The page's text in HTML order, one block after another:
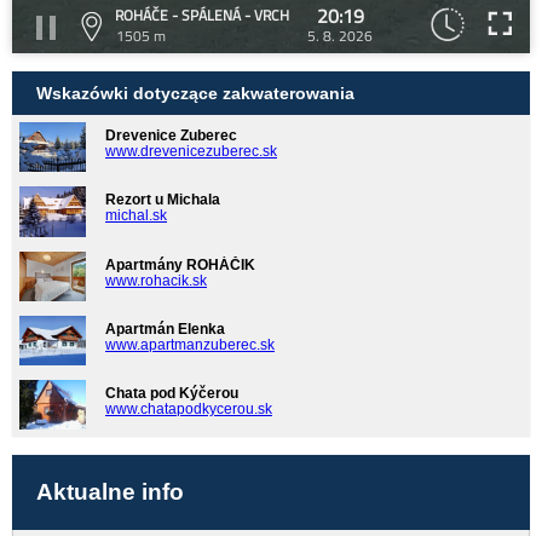
ROHÁČE - SPÁLENÁ - VRCH
1505 m
20:19
5. 8. 2026
Wskazówki dotyczące zakwaterowania
Drevenice Zuberec
www.drevenicezuberec.sk
Rezort u Michala
michal.sk
Apartmány ROHÁČIK
www.rohacik.sk
Apartmán Elenka
www.apartmanzuberec.sk
Chata pod Kýčerou
www.chatapodkycerou.sk
Aktualne info